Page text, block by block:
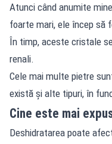
Atunci când anumite
foarte mari, ele încep să
În timp, aceste cristale
renali.
Cele mai multe pietre
există și alte tipuri, în
Cine este mai
Deshidratarea poate